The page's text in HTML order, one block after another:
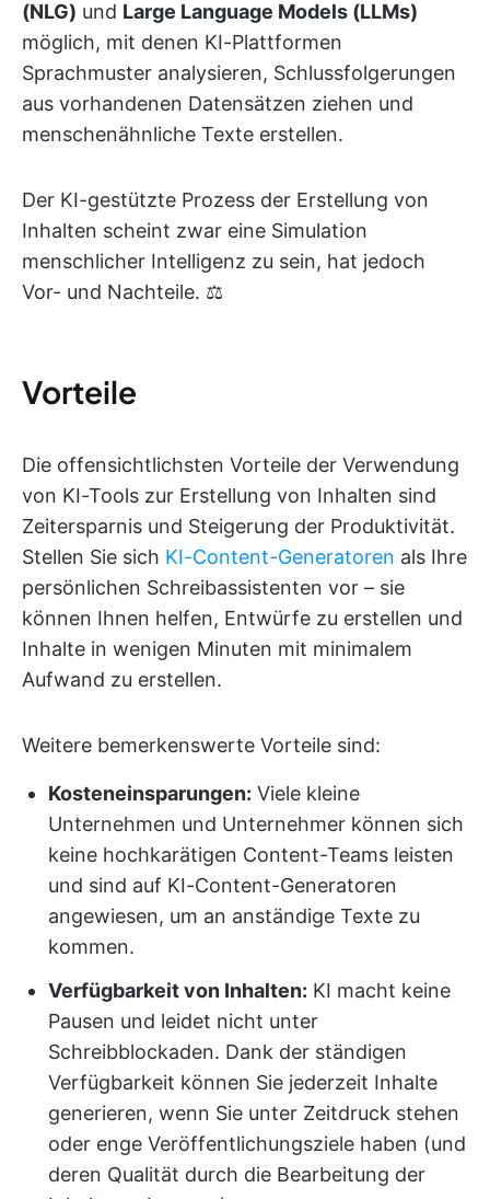
(NLG) und Large Language Models (LLMs)
möglich, mit denen KI-Plattformen
Sprachmuster analysieren, Schlussfolgerungen
aus vorhandenen Datensätzen ziehen und
menschenähnliche Texte erstellen.
Der KI-gestützte Prozess der Erstellung von
Inhalten scheint zwar eine Simulation
menschlicher Intelligenz zu sein, hat jedoch
Vor- und Nachteile. ⚖️
Vorteile
Die offensichtlichsten Vorteile der Verwendung
von KI-Tools zur Erstellung von Inhalten sind
Zeitersparnis und Steigerung der Produktivität.
Stellen Sie sich KI-Content-Generatoren als Ihre
persönlichen Schreibassistenten vor – sie
können Ihnen helfen, Entwürfe zu erstellen und
Inhalte in wenigen Minuten mit minimalem
Aufwand zu erstellen.
Weitere bemerkenswerte Vorteile sind:
Kosteneinsparungen: Viele kleine
Unternehmen und Unternehmer können sich
keine hochkarätigen Content-Teams leisten
und sind auf KI-Content-Generatoren
angewiesen, um an anständige Texte zu
kommen.
Verfügbarkeit von Inhalten: KI macht keine
Pausen und leidet nicht unter
Schreibblockaden. Dank der ständigen
Verfügbarkeit können Sie jederzeit Inhalte
generieren, wenn Sie unter Zeitdruck stehen
oder enge Veröffentlichungsziele haben (und
deren Qualität durch die Bearbeitung der